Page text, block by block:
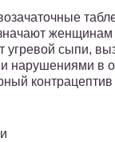
угревой сыпи,
нарушениями в